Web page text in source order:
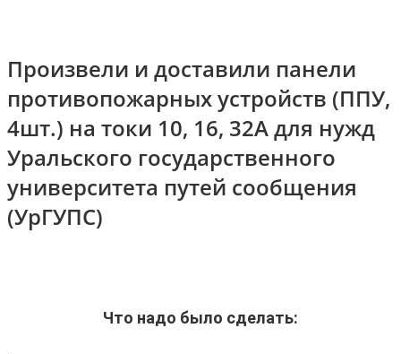
Произвели и доставили панели
противопожарных устройств (ППУ,
4шт.) на токи 10, 16, 32А для нужд
Уральского государственного
университета путей сообщения
(УрГУПС)
Что надо было сделать: